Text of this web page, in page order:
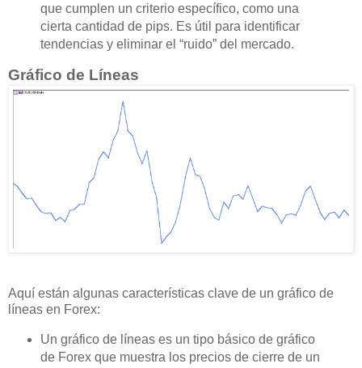
que cumplen un criterio específico, como una
cierta cantidad de pips. Es útil para identificar
tendencias y eliminar el “ruido” del mercado.
Gráfico de Líneas
Aquí están algunas características clave de un gráfico de
líneas en Forex:
Un gráfico de líneas es un tipo básico de gráfico
de Forex que muestra los precios de cierre de un